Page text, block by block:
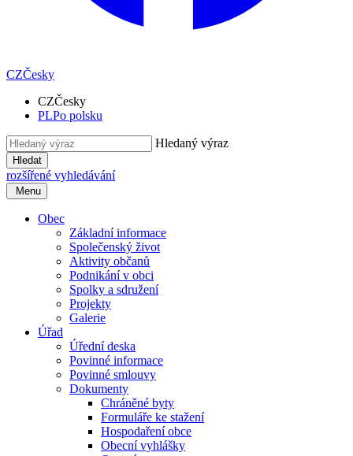
CZČesky
CZČesky
PLPo polsku
Hledaný výraz
Hledat
rozšířené vyhledávání
Menu
Obec
Základní informace
Společenský život
Aktivity občanů
Podnikání v obci
Spolky a sdružení
Projekty
Galerie
Úřad
Úřední deska
Povinné informace
Povinné smlouvy
Dokumenty
Chráněné byty
Formuláře ke stažení
Hospodaření obce
Obecní vyhlášky